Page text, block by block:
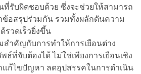
ที่รับผิดชอบด้วย ซึ่งจะช่วยให้สามารถ
ข้อสรุปร่วมกัน รวมทั้งผลักดันความ
รวดเร็วยิ่งขึ้น
ำคัญกับการทำให้การเยือนต่าง
ธ์ที่จับต้องได้ ไม่ใช่เพียงการเยือนเชิง
ก้ไขปัญหา ลดอุปสรรคในการดำเนิน